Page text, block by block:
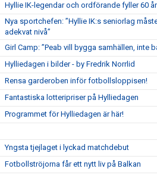
Hyllie IK-legendar och ordförande fyller 60 år
Nya sportchefen: ”Hyllie IK:s seniorlag
adekvat nivå”
Girl Camp: ”Peab vill bygga samhällen, inte
Hylliedagen i bilder - by Fredrik Norrlid
Rensa garderoben inför fotbollsloppisen!
Fantastiska lotteripriser på Hylliedagen
Programmet för Hylliedagen är här!
Yngsta tjejlaget i lyckad matchdebut
Fotbollströjorna får ett nytt liv på Balkan